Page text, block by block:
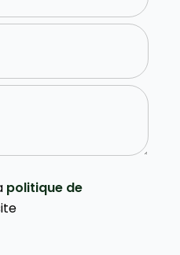
politique de